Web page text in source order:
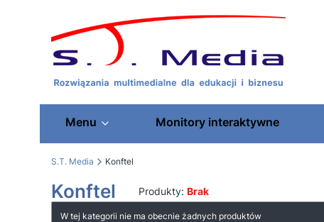
Menu Monitory interaktywne
S.T. Media Konftel
Konftel Produkty: Brak
Lista produktów
W tej kategorii nie ma obecnie żadnych produktów